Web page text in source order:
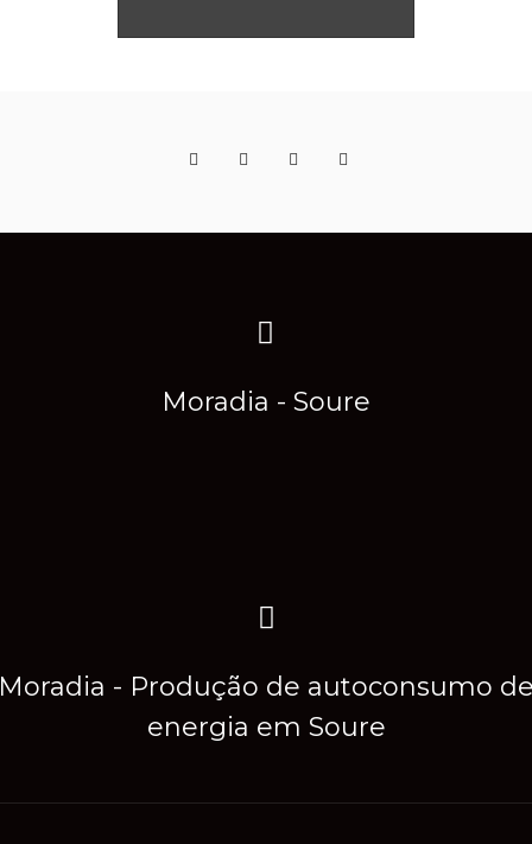
Moradia - Soure
- Produção de autoconsumo
energia em Soure